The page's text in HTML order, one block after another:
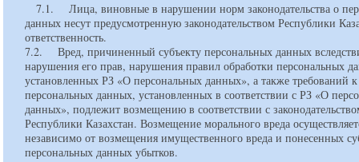
7.1. Лица, виновные в нарушении норм законодательства о
данных несут предусмотренную законодательством Республики
ответственность.
7.2. Вред, причиненный субъекту персональных данных
нарушения его прав, нарушения правил обработки персональных
установленных РЗ «О персональных данных», а также требований
персональных данных, установленных в соответствии с РЗ «О
данных», подлежит возмещению в соответствии с
Республики Казахстан. Возмещение морального вреда
независимо от возмещения имущественного вреда и понесенных
персональных данных убытков.